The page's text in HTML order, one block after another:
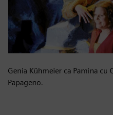
Genia Kühmeier ca Pamina cu
Papageno.